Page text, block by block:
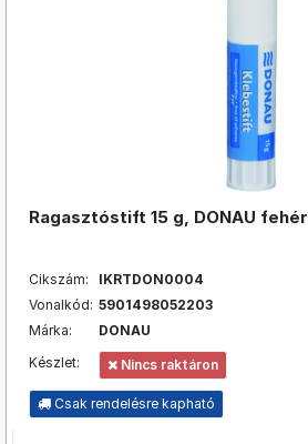
Ragasztóstift 15 g, DONAU fehér
Cikszám:
IKRTDON0004
Vonalkód: 5901498052203
Márka:
DONAU
Készlet:
Nincs raktáron
Csak rendelésre kapható